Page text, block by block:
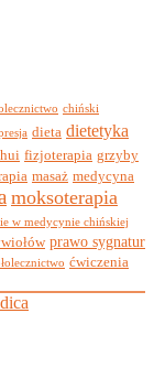
chiński
dieta dietetyka
fizjoterapia grzyby
masaż medycyna
moksoterapia
w medycynie chińskiej
prawo sygnatur
ćwiczenia